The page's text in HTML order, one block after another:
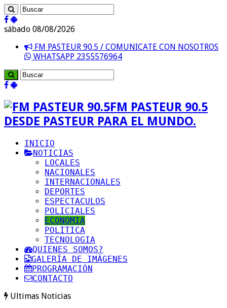
sábado 08/08/2026
FM PASTEUR 90.5 / COMUNICATE CON NOSOTROS
WHATSAPP 2355576964
FM PASTEUR 90.5
DESDE PASTEUR PARA EL MUNDO.
INICIO
NOTICIAS
LOCALES
NACIONALES
INTERNACIONALES
DEPORTES
ESPECTACULOS
POLICIALES
ECONOMIA
POLITICA
TECNOLOGIA
QUIENES SOMOS?
GALERÍA DE IMÁGENES
PROGRAMACIÓN
CONTACTO
Ultimas Noticias